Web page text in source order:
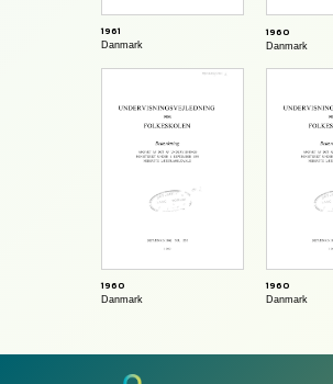
1961
Danmark
1960
Danmark
1960
Danmark
1960
Danmark